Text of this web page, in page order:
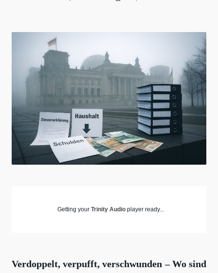
Getting your Trinity Audio player ready...
Verdoppelt, verpufft, verschwunden – Wo sind